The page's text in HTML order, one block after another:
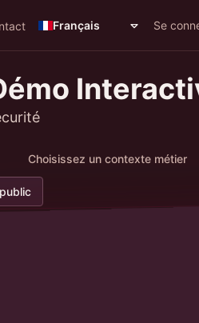
Français Se
Choisissez un contexte métier